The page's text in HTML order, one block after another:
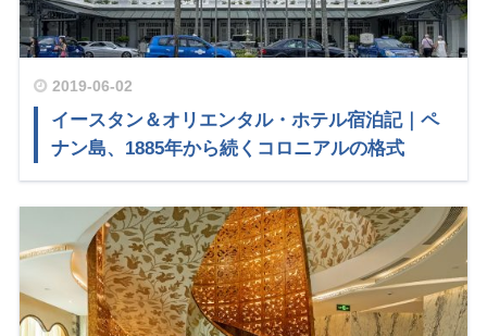
2019-06-02
イースタン＆オリエンタル・ホテル宿泊記｜ペ
ナン島、1885年から続くコロニアルの格式